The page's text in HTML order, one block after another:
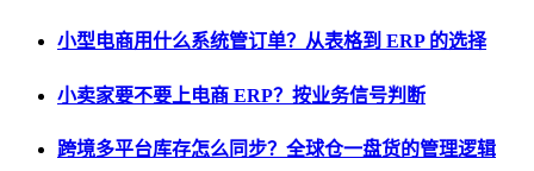
小型电商用什么系统管订单？从表格到 ERP 的选择
小卖家要不要上电商 ERP？按业务信号判断
跨境多平台库存怎么同步？全球仓一盘货的管理逻辑